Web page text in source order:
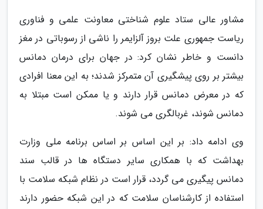
مشاور عالی ستاد علوم شناختی معاونت علمی و فناوری
ریاست جمهوری علت بروز آلزایمر را ناشی از رسوباتی در مغز
دانست و خاطر نشان کرد: در جهان برای درمان دمانس
بیشتر بر روی پیشگیری آن متمرکز شدند؛ به این معنا افرادی
که در معرض دمانس قرار دارند و یا ممکن است مبتلا به
دمانس شوند، غربالگری می شوند.
وی ادامه داد: بر این اساس بر اساس برنامه ملی وزارت
بهداشت که با همکاری سایر دستگاه ها در قالب سند
دمانس پیگیری می گردد، قرار است در نظام شبکه سلامت با
استفاده از کارشناسان سلامت که در این شبکه حضور دارند